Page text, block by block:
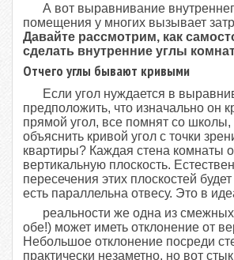
А вот выравнивание
помещения у многих вызывает
Давайте рассмотрим, как
сделать внутренние углы
Отчего углы бывают кривыми
Если угол нуждается в
предположить, что изначально он
прямой угол, все помнят со школы,
объяснить кривой угол с точки
квартиры? Каждая стена комнаты
вертикальную плоскость.
пересечения этих плоскостей
есть параллельна отвесу. Это в
реальности же одна из смежных
обе!) может иметь отклонение от
Небольшое отклонение посреди
практически незаметно, но вот